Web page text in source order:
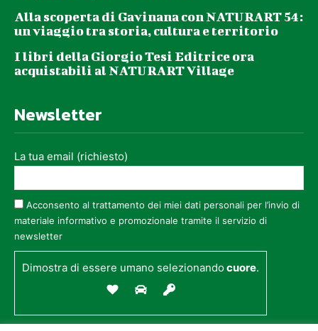
Alla scoperta di Gavinana con NATURART 54:
un viaggio tra storia, cultura e territorio
I libri della Giorgio Tesi Editrice ora
acquistabili al NATURART Village
Newsletter
La tua email (richiesto)
Acconsento al trattamento dei miei dati personali per l’invio di
materiale informativo e promozionale tramite il servizio di
newsletter
Dimostra di essere umano selezionandocuore.